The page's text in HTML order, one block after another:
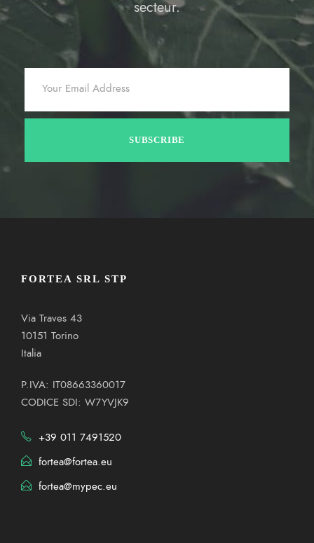
secteur.
FORTEA SRL STP
Via Traves 43
10151 Torino
Italia
P.IVA: IT08663360017
CODICE SDI: W7YVJK9
+39 011 7491520
fortea@fortea.eu
fortea@mypec.eu